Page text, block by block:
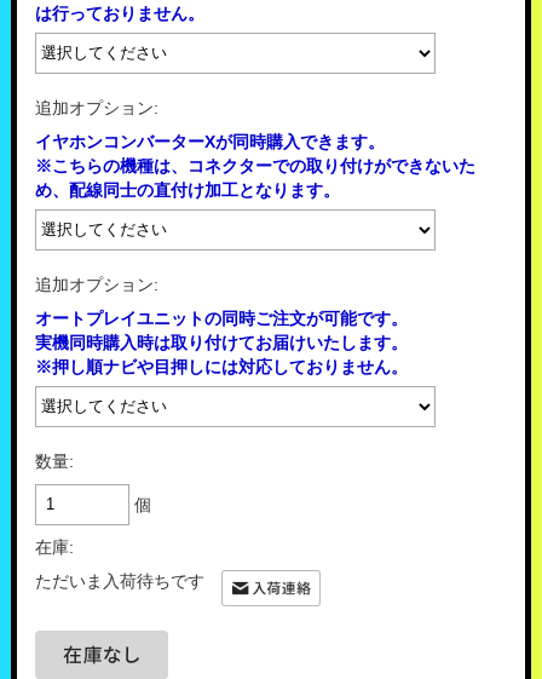
は行っておりません。
追加オプション:
イヤホンコンバーターXが同時購入できます。
※こちらの機種は、コネクターでの取り付けができないた
め、配線同士の直付け加工となります。
追加オプション:
オートプレイユニットの同時ご注文が可能です。
実機同時購入時は取り付けてお届けいたします。
※押し順ナビや目押しには対応しておりません。
数量:
個
在庫:
ただいま入荷待ちです